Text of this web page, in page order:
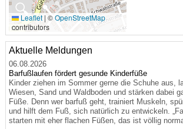
🔍
Leaflet | ©OpenStreetMap
contributors
Aktuelle Meldungen
06.08.2026
Barfußlaufen fördert gesunde Kinderfüße
Kinder ziehen im Sommer gerne die Schuhe aus,
Wiesen, Sand und Waldboden und stärken dabei
Füße. Denn wer barfuß geht, trainiert Muskeln,
und hilft dem Fuß, sich natürlich zu entwickeln.
starten mit eher flachen Füßen, das ist völlig